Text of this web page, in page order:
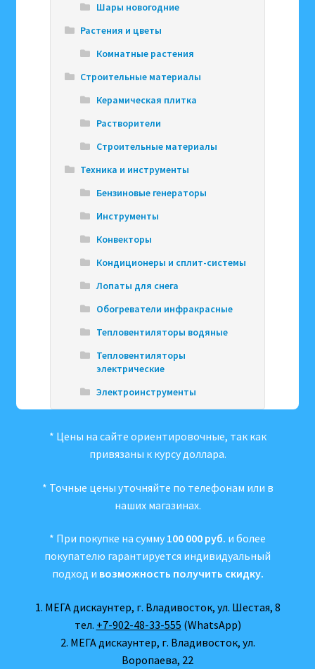
Шары новогодние
Растения и цветы
Комнатные растения
Строительные материалы
Керамическая плитка
Растворители
Строительные материалы
Техника и инструменты
Бензиновые генераторы
Инструменты
Конвекторы
Кондиционеры и сплит-системы
Лопаты для снега
Обогреватели инфракрасные
Тепловентиляторы водяные
Тепловентиляторы
электрические
Электроинструменты
* Цены на сайте ориентировочные, так как
привязаны к курсу доллара.
* Точные цены уточняйте по телефонам или в
наших магазинах.
* При покупке на сумму 100 000 руб. и более
покупателю гарантируется индивидуальный
подход и возможность получить скидку.
1. МЕГА дискаунтер, г. Владивосток, ул. Шестая, 8
тел. +7-902-48-33-555 (WhatsApp)
2. МЕГА дискаунтер, г. Владивосток, ул.
Воропаева, 22